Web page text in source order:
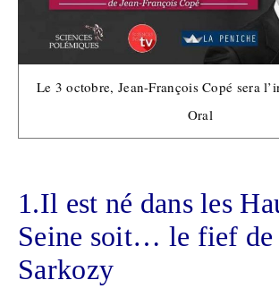
Le 3 octobre, Jean-François Copé sera
Oral
1.Il est né dans les
Seine soit… le fief de
Sarkozy